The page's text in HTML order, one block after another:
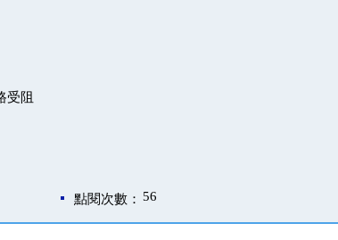
受阻
點閱次數： 56